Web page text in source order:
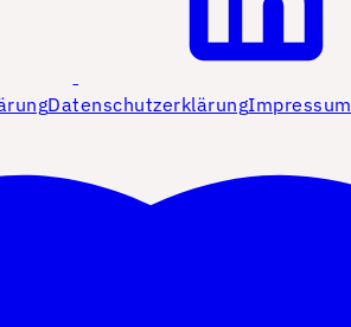
DatenschutzerklärungImpressum